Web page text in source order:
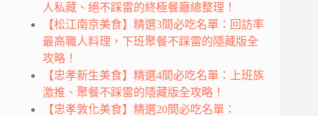
人私藏、絕不踩雷的終極餐廳總整理！
【松江南京美食】精選3間必吃名單：回訪率
最高職人料理，下班聚餐不踩雷的隱藏版全
攻略！
【忠孝新生美食】精選4間必吃名單：上班族
激推、聚餐不踩雷的隱藏版全攻略！
【忠孝敦化美食】精選20間必吃名單：